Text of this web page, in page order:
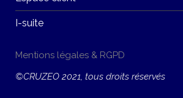
I-suite
Mentions légales & RGPD
©CRUZEO 2021, tous droits réservés